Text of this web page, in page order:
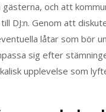
och att
DJ:n. Genom att
låtar som bör
sig efter
upplevelse som